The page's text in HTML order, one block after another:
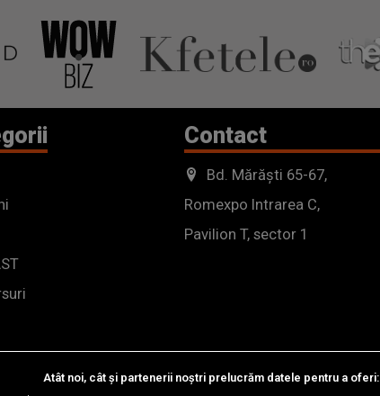
Contact
Bd. Mărăști 65-67,
Romexpo Intrarea C,
Pavilion T, sector 1
Atât noi, cât și partenerii noștri prelucrăm datele pentru a oferi: